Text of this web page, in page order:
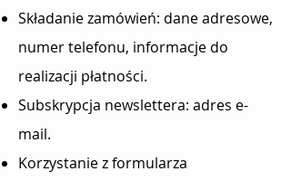
Składanie zamówień: dane adresowe,
numer telefonu, informacje do
realizacji płatności.
Subskrypcja newslettera: adres e-
mail.
Korzystanie z formularza